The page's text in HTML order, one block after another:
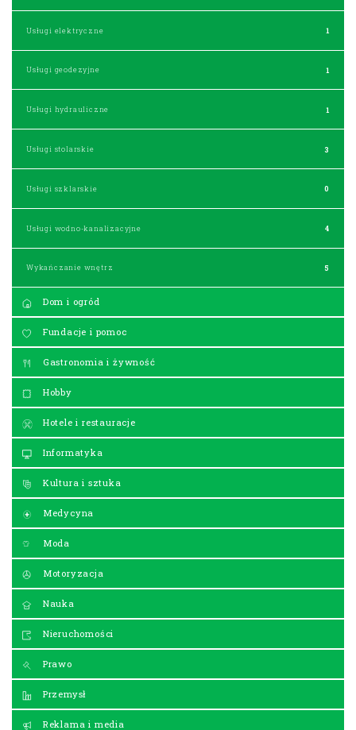
Usługi elektryczne 1
Usługi geodezyjne 1
Usługi hydrauliczne 1
Usługi stolarskie 3
Usługi szklarskie 0
Usługi wodno-kanalizacyjne 4
Wykańczanie wnętrz 5
Dom i ogród
Fundacje i pomoc
Gastronomia i żywność
Hobby
Hotele i restauracje
Informatyka
Kultura i sztuka
Medycyna
Moda
Motoryzacja
Nauka
Nieruchomości
Prawo
Przemysł
Reklama i media